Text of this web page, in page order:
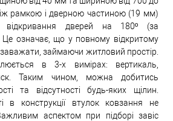
рамкою і дверною частиною (19 мм)
відкривання дверей на 180º (за
Це означає, що у повному відкритому
займаючи житловий простір.
в 3-х вимірах: вертикаль,
Таким чином, можна добитись
та відсутності будь-яких щілин.
в конструкції втулок ковзання не
аспектом при підборі завіс